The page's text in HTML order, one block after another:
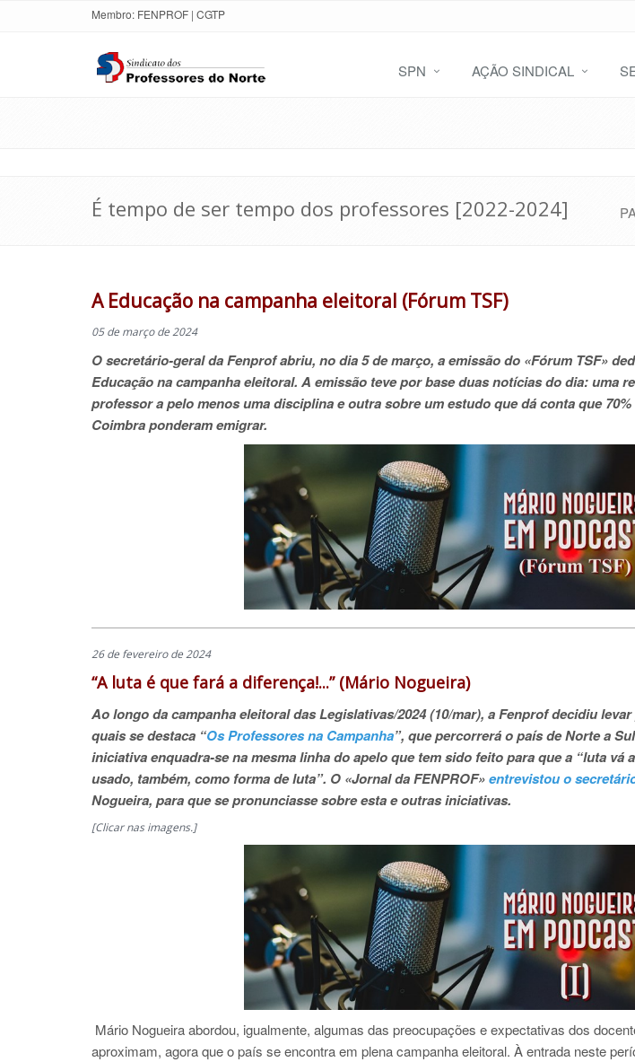
Membro: FENPROF | CGTP
SPN AÇÃO SINDICAL
É tempo de ser tempo dos professores [2022-2024]
A Educação na campanha eleitoral (Fórum TSF)
05 de março de 2024
O secretário-geral da Fenprof abriu, no dia 5 de março, a emissão do «Fórum TSF»
Educação na campanha eleitoral. A emissão teve por base duas notícias do dia: uma
professor a pelo menos uma disciplina e outra sobre um estudo que dá conta que
Coimbra ponderam emigrar.
26 de fevereiro de 2024
“A luta é que fará a diferença!...” (Mário Nogueira)
Ao longo da campanha eleitoral das Legislativas/2024 (10/mar), a Fenprof decidiu
quais se destaca “Os Professores na Campanha”, que percorrerá o país de Norte a
iniciativa enquadra-se na mesma linha do apelo que tem sido feito para que a “luta vá
usado, também, como forma de luta”. O «Jornal da FENPROF»entrevistou o
Nogueira, para que se pronunciasse sobre esta e outras iniciativas.
[Clicar nas imagens.]
Mário Nogueira abordou, igualmente, algumas das preocupações e expectativas dos
aproximam, agora que o país se encontra em plena campanha eleitoral. À entrada neste